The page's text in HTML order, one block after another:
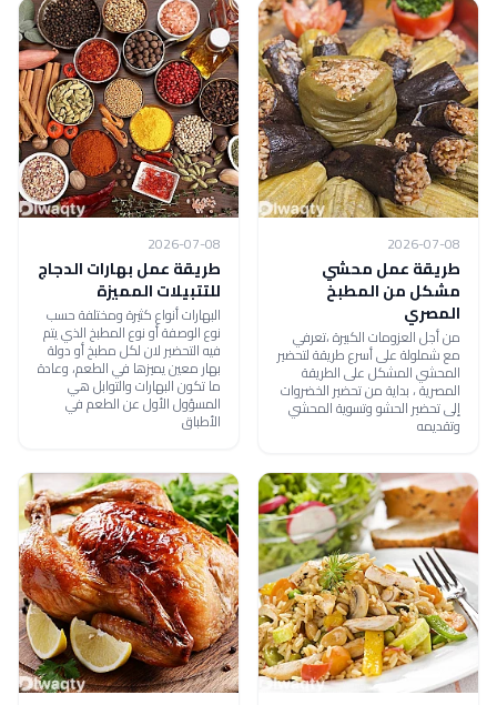
2026-07-08
طريقة عمل محشي
مشكل من المطبخ
المصري
من أجل العزومات الكبيرة ،تعرفي
مع شملولة على أسرع طريقة لتحضير
المحشي المشكل على الطريقة
المصرية ، بداية من تحضير الخضروات
إلى تحضير الحشو وتسوية المحشي
وتقديمه
2026-07-08
طريقة عمل بهارات الدجاج
للتتبيلات المميزة
البهارات أنواع كثيرة ومختلفة حسب
نوع الوصفة أو نوع المطبخ الذي يتم
فيه التحضير لان لكل مطبخ أو دولة
بهار معين يميزها في الطعم، وعادة
ما تكون البهارات والتوابل هي
المسؤول الأول عن الطعم في
الأطباق